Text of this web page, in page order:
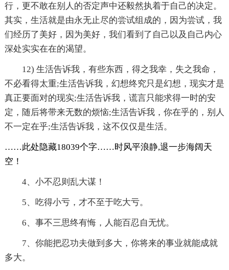
行，更不敢在别人的否定声中还毅然执着于自己的决定。
其实，生活就是由永无止尽的尝试组成的，因为尝试，我
们经历了美好，因为美好，我们看到了自己以及自己内心
深处实实在在的渴望。
12) 生活告诉我，有些东西，得之我幸，失之我命，
不必看得太重;生活告诉我，幻想终究只是幻想，现实才是
真正要面对的现实;生活告诉我，谎言只能求得一时的安
定，随后将带来无数的烦恼;生活告诉我，你在乎的，别人
不一定在乎;生活告诉我，这不仅仅是生活。
……此处隐藏18039个字……时风平浪静,退一步海阔天
空！
4、小不忍则乱大谋！
5、吃得小亏，才不至于吃大亏。
6、事不三思终有悔，人能百忍自无忧。
7、你能把忍功夫做到多大，你将来的事业就能成就
多大。